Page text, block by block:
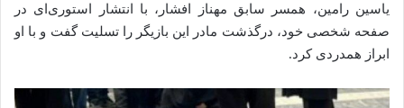
یاسین رامین، همسر سابق مهناز افشار، با انتشار استوری‌ای در
صفحه شخصی خود، درگذشت مادر این بازیگر را تسلیت گفت و با او
ابراز همدردی کرد.